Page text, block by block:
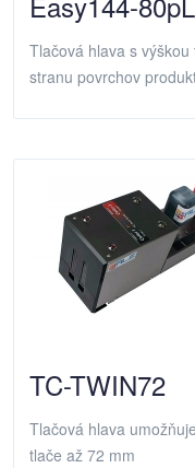
Tlačová hlava s
stranu povrchov
TC-TWIN72
Tlačová hlava
tlače až 72 mm